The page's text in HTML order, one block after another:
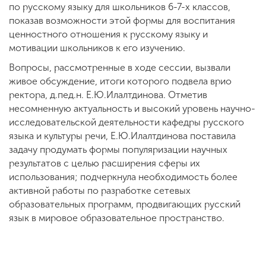
по русскому языку для школьников 6-7-х классов,
показав возможности этой формы для воспитания
ценностного отношения к русскому языку и
мотивации школьников к его изучению.
Вопросы, рассмотренные в ходе сессии, вызвали
живое обсуждение, итоги которого подвела врио
ректора, д.пед.н. Е.Ю.Илалтдинова. Отметив
несомненную актуальность и высокий уровень научно-
исследовательской деятельности кафедры русского
языка и культуры речи, Е.Ю.Илалтдинова поставила
задачу продумать формы популяризации научных
результатов с целью расширения сферы их
использования; подчеркнула необходимость более
активной работы по разработке сетевых
образовательных программ, продвигающих русский
язык в мировое образовательное пространство.